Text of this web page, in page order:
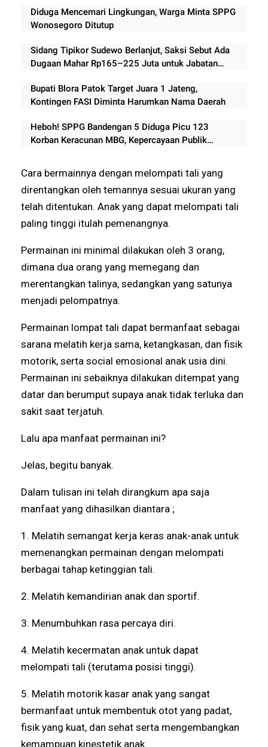
Diduga Mencemari Lingkungan, Warga Minta SPPG
Wonosegoro Ditutup
Sidang Tipikor Sudewo Berlanjut, Saksi Sebut Ada
Dugaan Mahar Rp165–225 Juta untuk Jabatan
Bupati Blora Patok Target Juara 1 Jateng,
Kontingen FASI Diminta Harumkan Nama Daerah
Heboh! SPPG Bandengan 5 Diduga Picu 123
Korban Keracunan MBG, Kepercayaan Publik
Cara bermainnya dengan melompati tali yang
direntangkan oleh temannya sesuai ukuran yang
telah ditentukan. Anak yang dapat melompati tali
paling tinggi itulah pemenangnya.
Permainan ini minimal dilakukan oleh 3 orang,
dimana dua orang yang memegang dan
merentangkan talinya, sedangkan yang satunya
menjadi pelompatnya.
Permainan lompat tali dapat bermanfaat sebagai
sarana melatih kerja sama, ketangkasan, dan fisik
motorik, serta social emosional anak usia dini.
Permainan ini sebaiknya dilakukan ditempat yang
datar dan berumput supaya anak tidak terluka dan
sakit saat terjatuh.
Lalu apa manfaat permainan ini?
Jelas, begitu banyak.
Dalam tulisan ini telah dirangkum apa saja
manfaat yang dihasilkan diantara ;
1. Melatih semangat kerja keras anak-anak untuk
memenangkan permainan dengan melompati
berbagai tahap ketinggian tali.
2. Melatih kemandirian anak dan sportif.
3. Menumbuhkan rasa percaya diri.
4. Melatih kecermatan anak untuk dapat
melompati tali (terutama posisi tinggi).
5. Melatih motorik kasar anak yang sangat
bermanfaat untuk membentuk otot yang padat,
fisik yang kuat, dan sehat serta mengembangkan
kemampuan kinestetik anak.